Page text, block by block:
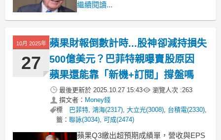
務，改由副董事長阿貝爾（Greg Abel）
再撰寫年度股東信、也不再於股東會上
「沒完沒
繼續閱讀...
10月 2025年
27
蘋果財報倒數計時...股神卻減持損失
500億美元？巴菲特親曝賣股原因
蘋果還能靠「新機+訂閱」撐盤嗎
最後更新於 2025.10.27 15:43 瀏覽人次 :263
撰文者： Money錢
標
籤：
巴菲特,鴻海(2317),大立光(3008), 台積電(2330),
聯詠(3034),可成(2474)
蘋果Q3繳出超預期成績單，營收與EPS